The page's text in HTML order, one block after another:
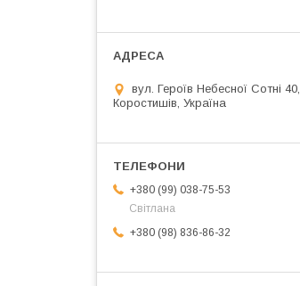
вул. Героїв Небесної Сотні 40,
Коростишів, Україна
+380 (99) 038-75-53
Світлана
+380 (98) 836-86-32